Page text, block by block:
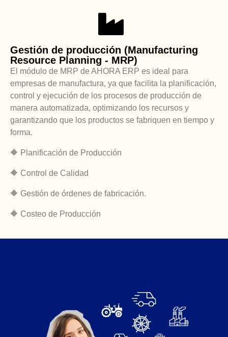
Gestión de producción (Manufacturing
Resource Planning - MRP)
El módulo de MRP de AHORA ERP es ideal para
empresas de manufactura, ya que facilita la planificación,
control y ejecución de los procesos de producción de
manera automatizada, optimizando los recursos y
garantizando que los productos se fabriquen en tiempo y
forma.
🔶 Planificación de Producción
🔶 Control de Calidad
🔶 Gestión de órdenes de fabricación.
🔶 Costeo de Producción